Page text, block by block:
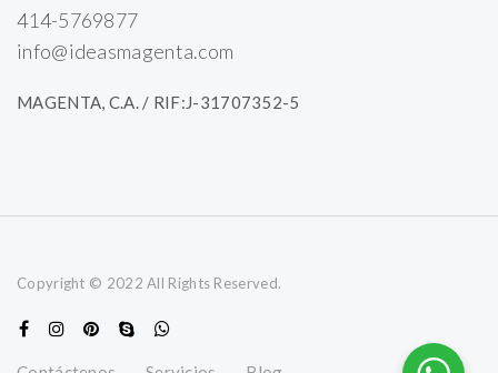
414-5769877
info@ideasmagenta.com
MAGENTA, C.A. / RIF:J-31707352-5
Copyright © 2022 All Rights Reserved.